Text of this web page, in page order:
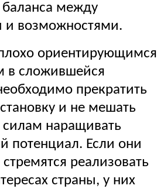
между
и возможностями.
ориентирующимся
сложившейся
прекратить
и не мешать
наращивать
потенциал. Если они
реализовать
страны, у них